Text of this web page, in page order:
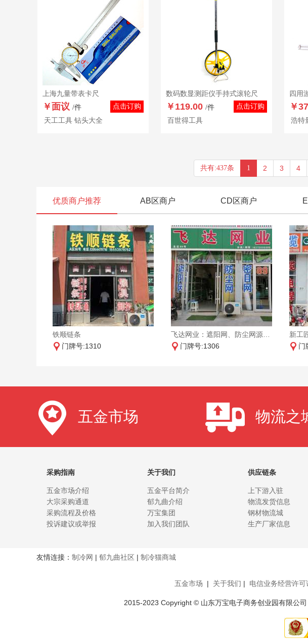
上海九量带表卡尺
￥面议 /件 点击订购
天工工具 钻头大全
数码数显测距仪手持式滚轮尺
￥119.00 /件 点击订购
百世得工具
四用
￥
浩特
共有:437条 1 2 3 4
优质商户推荐 AB区商户 CD区商户
铁顺链条
门牌号:1310
门牌号:1306
新工
门
五金市场 物流之
采购指南
五金市场介绍
大宗采购通道
采购流程及价格
投诉建议或举报
关于我们
五金平台简介
郁九曲介绍
万宝集团
加入我们团队
供应链条
上下游入驻
物流发货信息
钢材物流城
生产厂家信息
友情连接： 制冷网 | 郁九曲社区 | 制冷猫商城
五金市场 | 关于我们 | 电信业务经营许可
2015-2023 Copyright © 山东万宝电子商务创业园有限公